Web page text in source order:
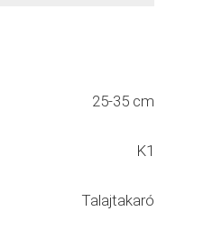
25-35 cm
K1
Talajtakaró